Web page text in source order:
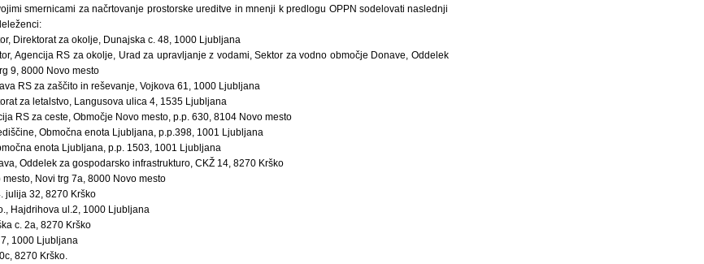
smernicami za načrtovanje prostorske ureditve in mnenji k predlogu OPPN sodelovati naslednji
Direktorat za okolje, Dunajska c. 48, 1000 Ljubljana
Agencija RS za okolje, Urad za upravljanje z vodami, Sektor za vodno območje Donave, Oddelek
9, 8000 Novo mesto
RS za zaščito in reševanje, Vojkova 61, 1000 Ljubljana
za letalstvo, Langusova ulica 4, 1535 Ljubljana
RS za ceste, Območje Novo mesto, p.p. 630, 8104 Novo mesto
Območna enota Ljubljana, p.p.398, 1001 Ljubljana
enota Ljubljana, p.p. 1503, 1001 Ljubljana
Oddelek za gospodarsko infrastrukturo, CKŽ 14, 8270 Krško
Novi trg 7a, 8000 Novo mesto
julija 32, 8270 Krško
Hajdrihova ul.2, 1000 Ljubljana
c. 2a, 8270 Krško
1000 Ljubljana
8270 Krško.